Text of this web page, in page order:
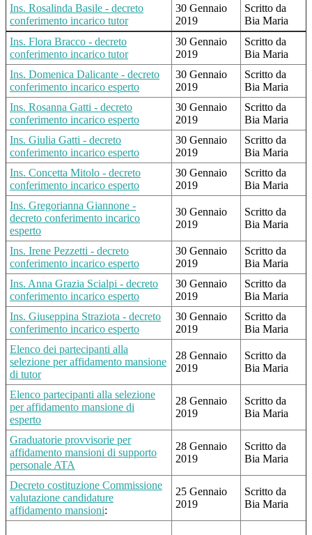
Ins. Rosalinda Basile - decreto
conferimento incarico tutor
30 Gennaio
2019
Scritto da
Bia Maria
Ins. Flora Bracco - decreto
conferimento incarico tutor
30 Gennaio
2019
Scritto da
Bia Maria
Ins. Domenica Dalicante - decreto
conferimento incarico esperto
30 Gennaio
2019
Scritto da
Bia Maria
Ins. Rosanna Gatti - decreto
conferimento incarico esperto
30 Gennaio
2019
Scritto da
Bia Maria
Ins. Giulia Gatti - decreto
conferimento incarico esperto
30 Gennaio
2019
Scritto da
Bia Maria
Ins. Concetta Mitolo - decreto
conferimento incarico esperto
30 Gennaio
2019
Scritto da
Bia Maria
Ins. Gregorianna Giannone -
decreto conferimento incarico
esperto
30 Gennaio
2019
Scritto da
Bia Maria
Ins. Irene Pezzetti - decreto
conferimento incarico esperto
30 Gennaio
2019
Scritto da
Bia Maria
Ins. Anna Grazia Scialpi - decreto
conferimento incarico esperto
30 Gennaio
2019
Scritto da
Bia Maria
Ins. Giuseppina Straziota - decreto
conferimento incarico esperto
30 Gennaio
2019
Scritto da
Bia Maria
Elenco dei partecipanti alla
selezione per affidamento mansione
di tutor
28 Gennaio
2019
Scritto da
Bia Maria
Elenco partecipanti alla selezione
per affidamento mansione di
esperto
28 Gennaio
2019
Scritto da
Bia Maria
Graduatorie provvisorie per
affidamento mansioni di supporto
personale ATA
28 Gennaio
2019
Scritto da
Bia Maria
Decreto costituzione Commissione
valutazione candidature
affidamento mansioni:
25 Gennaio
2019
Scritto da
Bia Maria